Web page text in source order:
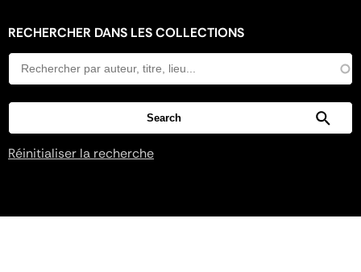
RECHERCHER DANS LES COLLECTIONS
Réinitialiser la recherche